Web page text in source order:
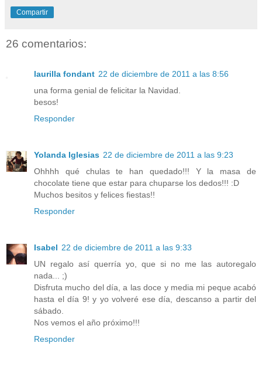
Compartir
26 comentarios:
laurilla fondant 22 de diciembre de 2011 a las 8:56
una forma genial de felicitar la Navidad.
besos!
Responder
Yolanda Iglesias 22 de diciembre de 2011 a las 9:23
Ohhhh qué chulas te han quedado!!! Y la masa de
chocolate tiene que estar para chuparse los dedos!!! :D
Muchos besitos y felices fiestas!!
Responder
Isabel 22 de diciembre de 2011 a las 9:33
UN regalo así querría yo, que si no me las autoregalo
nada... ;)
Disfruta mucho del día, a las doce y media mi peque acabó
hasta el día 9! y yo volveré ese día, descanso a partir del
sábado.
Nos vemos el año próximo!!!
Responder